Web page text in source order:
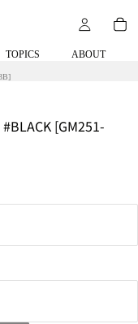
TOPICS ABOUT
[GM251-